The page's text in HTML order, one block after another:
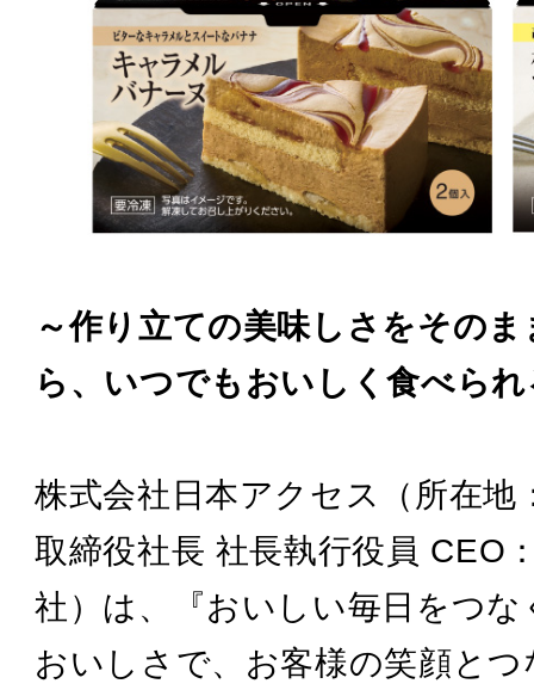
～作り立ての美味しさをその
ら、いつでもおいしく食べら
株式会社日本アクセス（所在地
取締役社長 社長執行役員 CEO
社）は、『おいしい毎日をつ
おいしさで、お客様の笑顔と